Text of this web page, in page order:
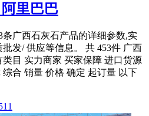
里巴巴
条广西石灰石产品的详细参数,实
发/ 供应等信息。 共 453件 广西
目 实力商家 买家保障 进口货源
合 销量 价格 确定 起订量 以下